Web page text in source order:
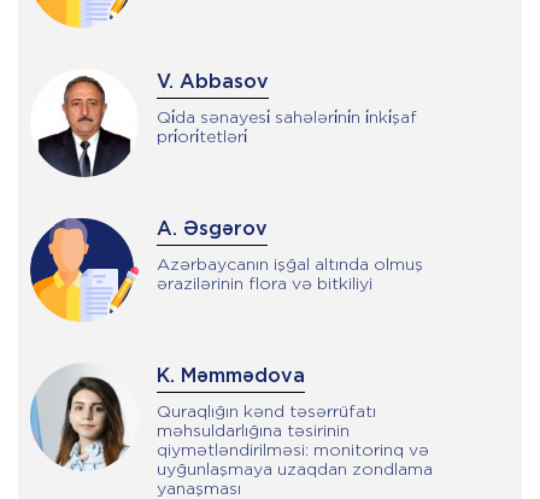
T. Qorçiyeva
Qi̇da sənayesi̇ sahələri̇ni̇n i̇nki̇şaf
pri̇ori̇tetləri̇
A. Əsgərov
Azərbaycanın işğal altında olmuş
ərazilərinin flora və bitkiliyi
K. Məmmədova
Quraqlığın kənd təsərrüfatı
məhsuldarlığına təsirinin
qiymətləndirilməsi: monitorinq və
uyğunlaşmaya uzaqdan zondlama
yanaşması